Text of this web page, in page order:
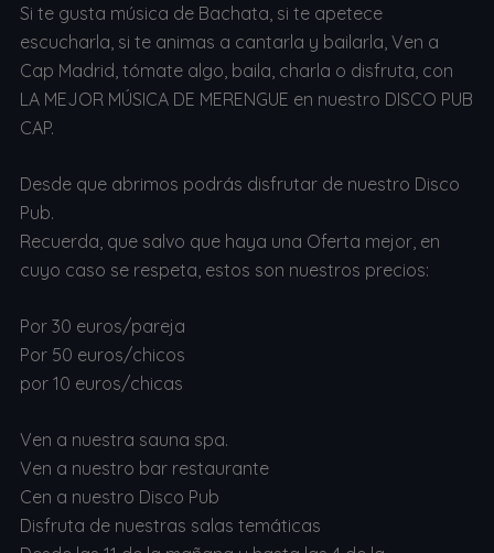
Si te gusta música de Bachata, si te apetece
escucharla, si te animas a cantarla y bailarla, Ven a
Cap Madrid, tómate algo, baila, charla o disfruta, con
LA MEJOR MÚSICA DE MERENGUE en nuestro DISCO PUB
CAP.
Desde que abrimos podrás disfrutar de nuestro Disco
Pub.
Recuerda, que salvo que haya una Oferta mejor, en
cuyo caso se respeta, estos son nuestros precios:
Por 30 euros/pareja
Por 50 euros/chicos
por 10 euros/chicas
Ven a nuestra sauna spa.
Ven a nuestro bar restaurante
Cen a nuestro Disco Pub
Disfruta de nuestras salas temáticas